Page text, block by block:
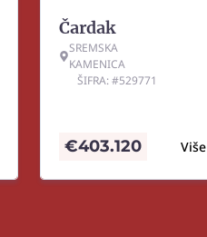
Čardak
SREMSKA
KAMENICA
ŠIFRA: #529771
€403.120